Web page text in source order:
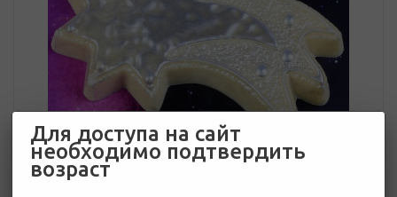
Для доступа на сайт
необходимо подтвердить
возраст